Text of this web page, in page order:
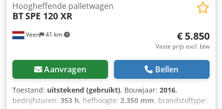
Veen 41 km
Hoogheffende palletwagen
BTSPE 120 XR
€ 5.850
Vaste prijs excl. btw
Aanvragen Bellen
Toestand: uitstekend (gebruikt), Bouwjaar: 2016,
bedrijfsturen: 353 h, hefhoogte: 2.350 mm, brandstoftype: